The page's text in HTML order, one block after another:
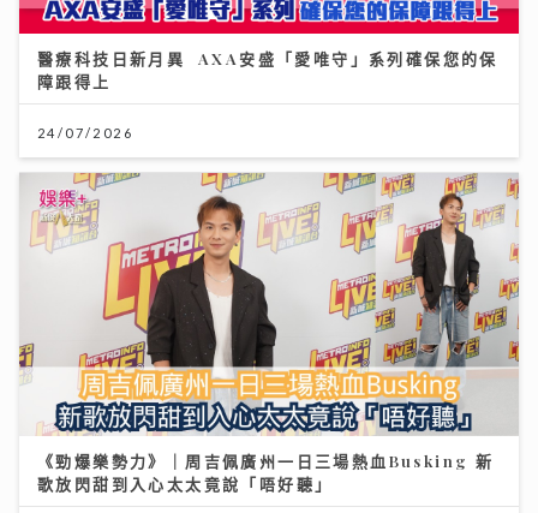
醫療科技日新月異 AXA安盛「愛唯守」系列確保您的保
障跟得上
24/07/2026
《勁爆樂勢力》｜周吉佩廣州一日三場熱血Busking 新
歌放閃甜到入心太太竟說「唔好聽」